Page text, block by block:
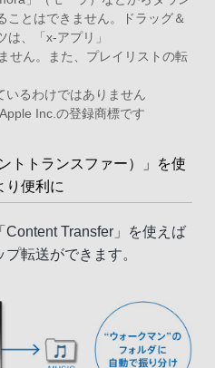
ことはできません。ドラッグ＆
は、「x-アプリ」
せん。また、プレイリストの転
いるわけではありません
Inc.の登録商標です
トトランスファー）」を使
り便利に
Transfer」を使えば
転送ができます。